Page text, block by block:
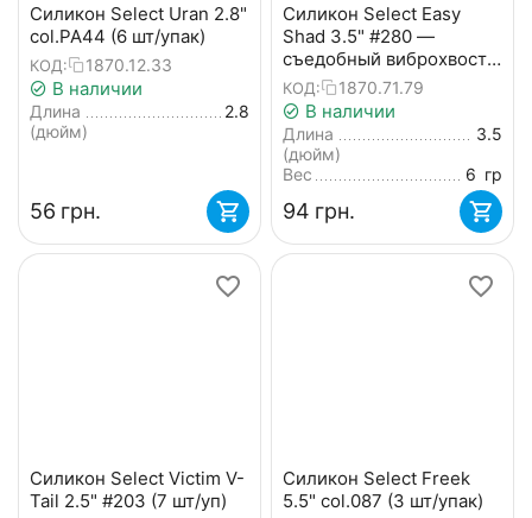
Силикон Select Uran 2.8"
col.PA44 (6 шт/упак)
КОД: 1870.12.33
В наличии
Длина
(дюйм)
2.8
‍56‍ грн.
Силикон Select Easy
Shad 3.5" #280 —
съедобный виброхвост
для судака, щуки и
большого окуня (5 шт/
упак)
КОД: 1870.71.79
В наличии
Длина
(дюйм)
3.5
Вес
6 гр
‍94‍ грн.
Силикон Select Victim V-
Tail 2.5" #203 (7 шт/уп)
Силикон Select Freek
5.5" col.087 (3 шт/упак)